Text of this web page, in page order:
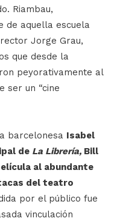
Riambau,
de aquella escuela
Jorge Grau,
que desde la
peyorativamente al
ser un “cine
barcelonesa Isabel
de La Librería,Bill
al abundante
del teatro
por el público fue
vinculación